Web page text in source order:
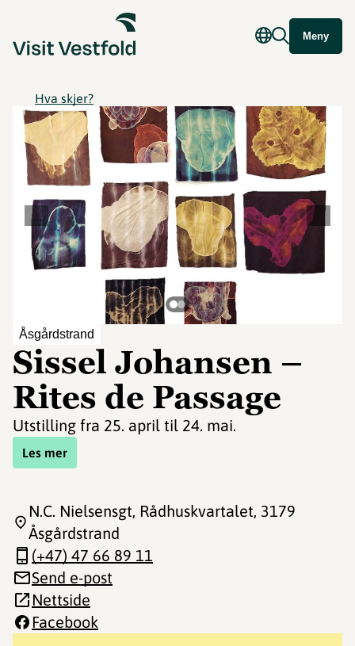
Meny
Hva skjer?
Åsgårdstrand
Sissel Johansen –
Rites de Passage
Utstilling fra 25. april til 24. mai.
Les mer
N.C. Nielsensgt, Rådhuskvartalet, 3179
Åsgårdstrand
(+47) 47 66 89 11
Send e-post
Nettside
Facebook